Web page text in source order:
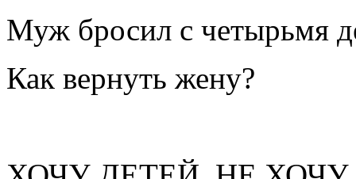
Муж бросил с четырьмя
Как вернуть жену?